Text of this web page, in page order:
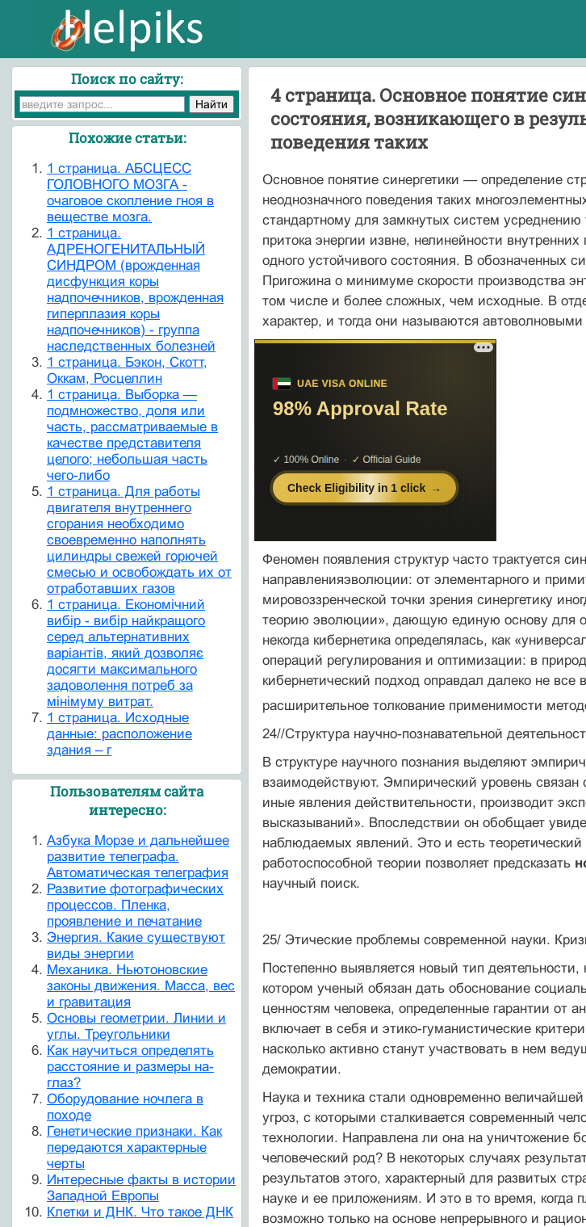
4 страница. Основное понятие
состояния, возникающего в
поведения таких
Основное понятие синергетики — определение
неоднозначного поведения таких
стандартному для замкнутых систем
притока энергии извне, нелинейности
одного устойчивого состояния. В обозначенных
Пригожина о минимуме скорости производства
том числе и более сложных, чем исходные. В
характер, и тогда они называются
Феномен появления структур часто трактуется
направленияэволюции: от элементарного и
мировоззренческой точки зрения синергетику
теорию эволюции», дающую единую основу для
некогда кибернетика определялась, как
операций регулирования и оптимизации: в
кибернетический подход оправдал далеко не
расширительное толкование применимости
24//Структура научно-познавательной
В структуре научного познания выделяют
взаимодействуют. Эмпирический уровень
иные явления действительности, производит
высказываний». Впоследствии он обобщает
наблюдаемых явлений. Это и есть
работоспособной теории позволяет предсказать
научный поиск.
25/ Этические проблемы современной науки.
Постепенно выявляется новый тип
котором ученый обязан дать обоснование
ценностям человека, определенные гарантии от
включает в себя и этико-гуманистические
насколько активно станут участвовать в нем
демократии.
Наука и техника стали одновременно
угроз, с которыми сталкивается современный
технологии. Направлена ли она на уничтожение
человеческий род? В некоторых случаях
результатов этого, характерный для развитых
науке и ее приложениям. И это в то время,
возможно только на основе непрерывного и
Поиск по сайту:
Похожие статьи:
1 страница. АБСЦЕСС
ГОЛОВНОГО МОЗГА -
очаговое скопление гноя в
веществе мозга.
1 страница.
АДРЕНОГЕНИТАЛЬНЫЙ
СИНДРОМ (врожденная
дисфункция коры
надпочечников, врожденная
гиперплазия коры
надпочечников) - группа
наследственных болезней
1 страница. Бэкон, Скотт,
Оккам, Росцеллин
1 страница. Выборка —
подмножество, доля или
часть, рассматриваемые в
качестве представителя
целого; небольшая часть
чего-либо
1 страница. Для работы
двигателя внутреннего
сгорания необходимо
своевременно наполнять
цилиндры свежей горючей
смесью и освобождать их от
от­работавших газов
1 страница. Економічний
вибір - вибір найкращого
серед альтернативних
варіантів, який дозволяє
досягти максимального
задоволення потреб за
мінімуму витрат.
1 страница. Исходные
данные: расположение
здания – г
Пользователям сайта
интересно:
Азбука Морзе и дальнейшее
развитие телеграфа.
Автоматическая телеграфия
Развитие фотографических
процессов. Пленка,
проявление и печатание
Энергия. Какие существуют
виды энергии
Механика. Ньютоновские
законы движения. Масса, вес
и гравитация
Основы геометрии. Линии и
углы. Треугольники
Как научиться определять
расстояние и размеры на-
глаз?
Оборудование ночлега в
походе
Генетические признаки. Как
передаются характерные
черты
Интересные факты в истории
Западной Европы
Клетки и ДНК. Что такое ДНК